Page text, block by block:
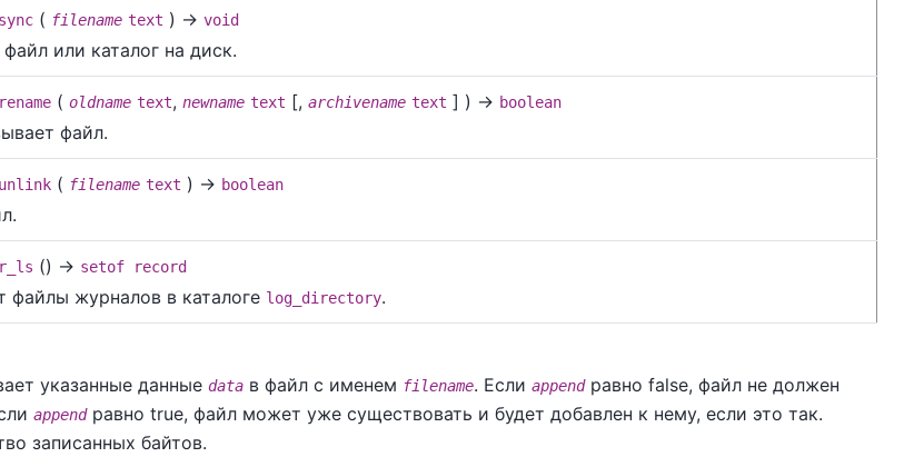
( filename text ) → void
или каталог на диск.
( oldname text, newname text [, archivename text ] ) → boolean
файл.
( filename text ) → boolean
() → setof record
файлы журналов в каталоге log_directory.
указанные данные data в файл с именем filename. Если appendравно false, файл не должен
appendравно true, файл может уже существовать и будет добавлен к нему, если это так.
записанных байтов.